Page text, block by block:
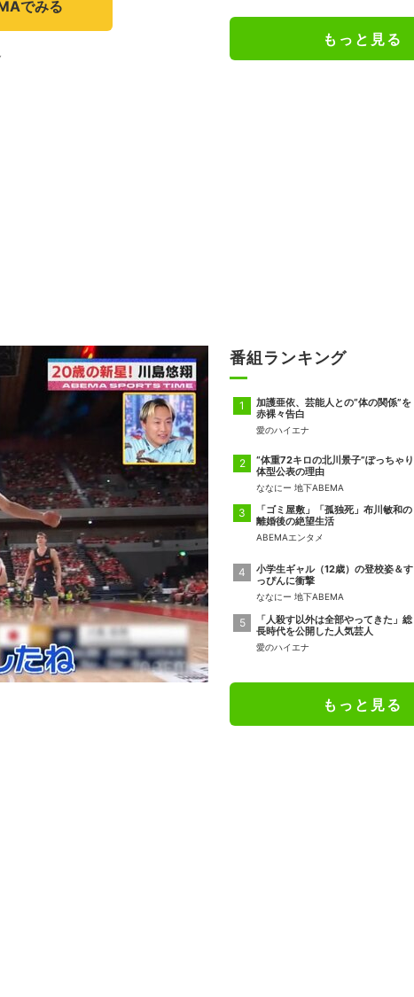
でみる
もっと見る
番組ランキング
加護亜依、芸能人との“体の関係”を
赤裸々告白
愛のハイエナ
“体重72キロの北川景子”ぽっちゃり
体型公表の理由
ななにー 地下ABEMA
「ゴミ屋敷」「孤独死」布川敏和の
離婚後の絶望生活
ABEMAエンタメ
小学生ギャル（12歳）の登校姿＆す
っぴんに衝撃
ななにー 地下ABEMA
「人殺す以外は全部やってきた」総
長時代を公開した人気芸人
愛のハイエナ
もっと見る